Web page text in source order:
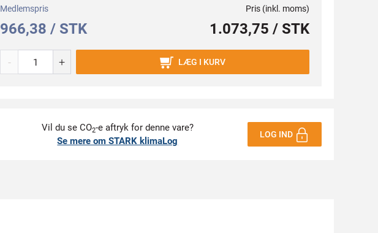
Medlemspris
966,38 / STK
Pris (inkl. moms)
1.073,75 / STK
- + LÆG I KURV
Vil du se CO2-e aftryk for denne vare?
Se mere om STARK klimaLog
LOG IND